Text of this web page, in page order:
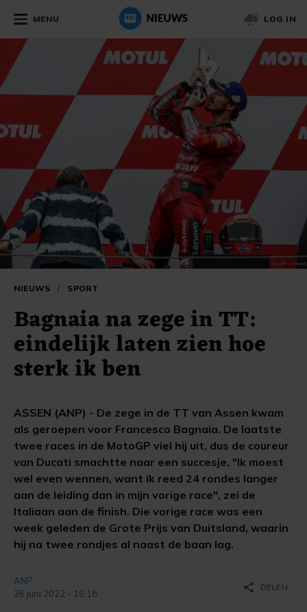
MENU LOG IN
NIEUWS / SPORT
Bagnaia na zege in TT:
eindelijk laten zien hoe
sterk ik ben
ASSEN (ANP) - De zege in de TT van Assen kwam
als geroepen voor Francesco Bagnaia. De laatste
twee races in de MotoGP viel hij uit, dus de coureur
van Ducati smachtte naar een succesje. "Ik moest
wel even wennen, want ik reed 24 rondes langer
aan de leiding dan in mijn vorige race", zei de
Italiaan aan de finish. Die vorige race was een
week geleden de Grote Prijs van Duitsland, waarin
hij na twee rondjes al naast de baan lag.
ANP
26 juni 2022 - 16:18
share DELEN